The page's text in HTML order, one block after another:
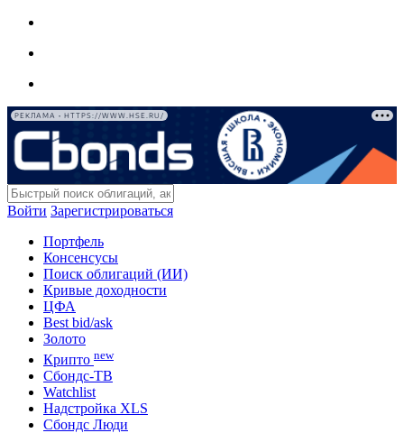
РЕКЛАМА • HTTPS://WWW.HSE.RU/
Войти Зарегистрироваться
Портфель
Консенсусы
Поиск облигаций (ИИ)
Кривые доходности
ЦФА
Best bid/ask
Золото
Крипто new
Сбондс-ТВ
Watchlist
Надстройка XLS
Сбондс Люди